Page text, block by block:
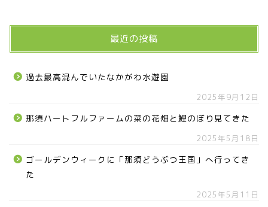
最近の投稿
過去最高混んでいたなかがわ水遊園
2025年9月12日
那須ハートフルファームの菜の花畑と鯉のぼり見てきた
2025年5月18日
ゴールデンウィークに「那須どうぶつ王国」へ行ってき
た
2025年5月11日